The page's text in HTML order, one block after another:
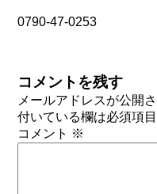
0790-47-0253
コメントを残す
メールアドレスが公開
付いている欄は必須項
コメント ※